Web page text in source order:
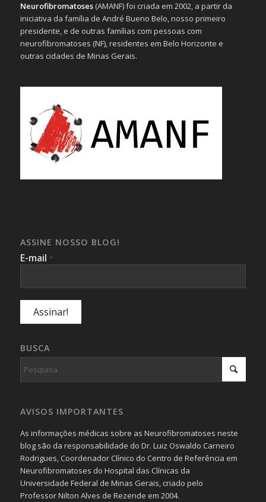
Neurofibromatoses(AMANF) foi criada em 2002, a partir da
iniciativa da família de André Bueno Belo, nosso primeiro
presidente, e de outras famílias com pessoas com
neurofibromatoses (NF), residentes em Belo Horizonte e
outras cidades de Minas Gerais.
ASSINE NOSSO BLOG!
E-mail *
BUSCA
AVISOS IMPORTANTES
As informações médicas sobre as Neurofibromatoses neste
blog são da responsabilidade do Dr. Luiz Oswaldo Carneiro
Rodrigues, Coordenador Clínico do Centro de Referência em
Neurofibromatoses do Hospital das Clínicas da
Universidade Federal de Minas Gerais, criado pelo
Professor Nilton Alves de Rezende em 2004.